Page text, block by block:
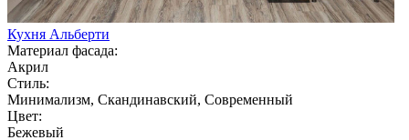
Кухня Альберти
Материал фасада:
Акрил
Стиль:
Минимализм, Скандинавский, Современный
Цвет:
Бежевый